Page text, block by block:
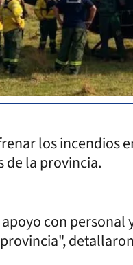
los incendios
de la provincia.
con personal